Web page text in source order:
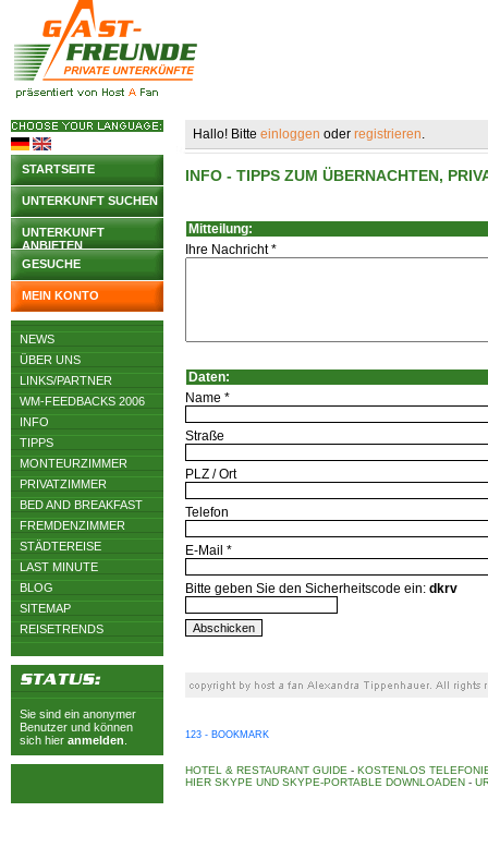
STARTSEITE
UNTERKUNFT SUCHEN
UNTERKUNFT
ANBIETEN
GESUCHE
MEIN KONTO
NEWS
ÜBER UNS
LINKS/PARTNER
WM-FEEDBACKS 2006
INFO
TIPPS
MONTEURZIMMER
PRIVATZIMMER
BED AND BREAKFAST
FREMDENZIMMER
STÄDTEREISE
LAST MINUTE
BLOG
SITEMAP
REISETRENDS
Sie sind ein anonymer
Benutzer und können
sich hier anmelden
Hallo! Bitte einloggen oder registrieren.
INFO - TIPPS ZUM ÜBERNACHTEN,
Mitteilung:
Ihre Nachricht *
Daten:
Name *
Straße
PLZ / Ort
Telefon
E-Mail *
Bitte geben Sie den Sicherheitscode ein: dkrv
123 - BOOKMARK
HOTEL & RESTAURANT GUIDE - KOSTENLOS
HIER SKYPE UND SKYPE-PORTABLE DOWNLOADEN -